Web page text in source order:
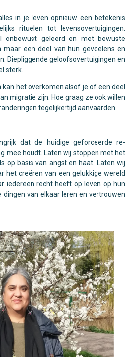
in je leven opnieuw een betekenis
rituelen tot levensovertuigingen.
onbewust geleerd en met bewuste
maar een deel van hun gevoelens en
Diepliggende geloofsovertuigingen en
sterk.
het overkomen alsof je of een deel
migratie zijn. Hoe graag ze ook willen
tegelijkertijd aanvaarden.
dat de huidige geforceerde re-
mee houdt. Laten wij stoppen met het
op basis van angst en haat. Laten wij
het creëren van een gelukkige wereld
iedereen recht heeft op leven op hun
dingen van elkaar leren en vertrouwen